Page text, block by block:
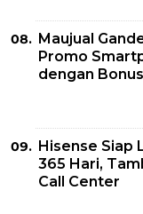
Maujual
Promo
dengan
Hisense Siap
365 Hari,
Call Center